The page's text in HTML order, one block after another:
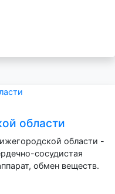
области
области -
сосудистая
обмен веществ.